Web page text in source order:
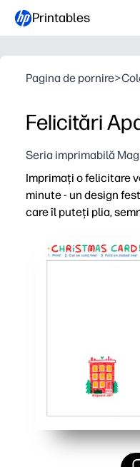
Printables
Pagina de pornire>
Felicitări
Seria imprimabilă
Imprimați o felicitare
minute - un design
care îl puteți plia,
Comoditate fără
Prietenos pentru
Pregătită pentru
Rezultate fiabile -